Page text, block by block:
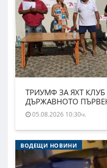
ТРИУМФ ЗА ЯХТ
ДЪРЖАВНОТО
05.08.2026 10:30ч.
ВОДЕЩИ НОВИНИ